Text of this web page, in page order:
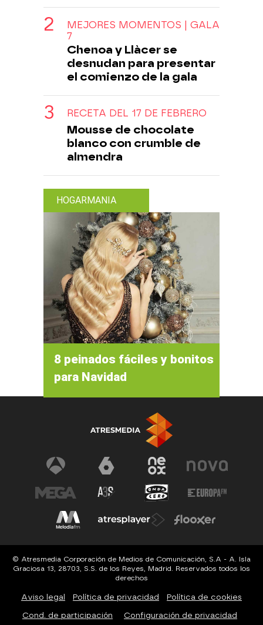
MEJORES MOMENTOS | GALA
7
Chenoa y Llàcer se
desnudan para presentar
el comienzo de la gala
RECETA DEL 17 DE FEBRERO
Mousse de chocolate
blanco con crumble de
almendra
HOGARMANIA
8 peinados fáciles y bonitos
para Navidad
© Atresmedia Corporación de Medios de Comunicación, S.A - A. Isla
Graciosa 13, 28703, S.S. de los Reyes, Madrid. Reservados todos los
derechos
Aviso legal Política de privacidad Política de cookies
Cond. de participación Configuración de privacidad